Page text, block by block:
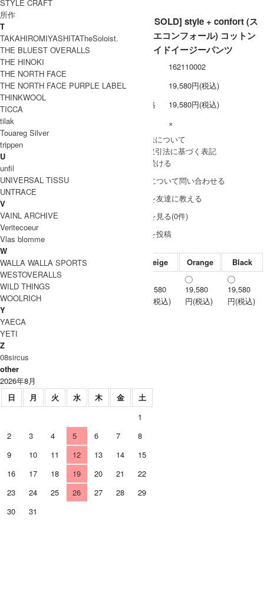
[THANK SOLD] style + confort (ス
ティールエコンフォール) コットン
ツイルワイドイージーパンツ
162110002
定価
19,580円(税込)
販売価格
19,580円(税込)
×
» 採寸方法について
» 特定商取引法に基づく表記
買い物を続ける
この商品について問い合わせる
この商品を友達に教える
レビューを見る(0件)
レビューを投稿
Beige Orange Black
19,580
円(税込)
19,580
円(税込)
19,580
円(税込)
STYLE CRAFT
所作
T
TAKAHIROMIYASHITATheSoloist.
THE BLUEST OVERALLS
THE HINOKI
THE NORTH FACE
THE NORTH FACE PURPLE LABEL
THINKWOOL
TICCA
tilak
Touareg Silver
trippen
U
unfil
UNIVERSAL TISSU
UNTRACE
V
VAINL ARCHIVE
Veritecoeur
Vlas blomme
W
WALLA WALLA SPORTS
WESTOVERALLS
WILD THINGS
WOOLRICH
Y
YAECA
YETI
Z
08sircus
other
2026年8月
日
月 火 水 木 金
土
1
2
3 4 5 6 7
8
9
10 11 12 13 14
15
16
17 18 19 20 21
22
23
24 25 26 27 28
29
30
31